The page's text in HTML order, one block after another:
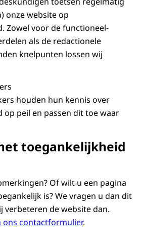
onze website op
Zowel voor de functioneel-
als de redactionele
knelpunten lossen wij
houden hun kennis over
op peil en passen dit toe waar
toegankelijkheid
Of wilt u een pagina
is? We vragen u dan dit
verbeteren de website dan.
ons contactformulier.